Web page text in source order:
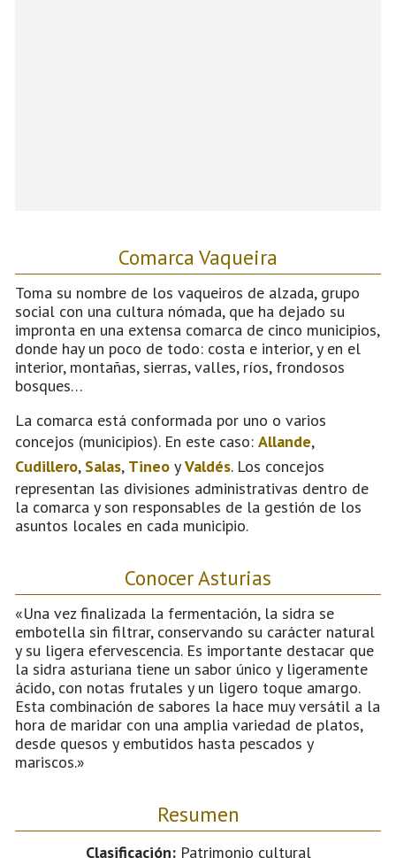
Comarca Vaqueira
Toma su nombre de los vaqueiros de alzada, grupo
social con una cultura nómada, que ha dejado su
impronta en una extensa comarca de cinco municipios,
donde hay un poco de todo: costa e interior, y en el
interior, montañas, sierras, valles, ríos, frondosos
bosques…
La comarca está conformada por uno o varios
concejos (municipios). En este caso: Allande,
Cudillero, Salas, Tineo yValdés. Los concejos
representan las divisiones administrativas dentro de
la comarca y son responsables de la gestión de los
asuntos locales en cada municipio.
Conocer Asturias
«Una vez finalizada la fermentación, la sidra se
embotella sin filtrar, conservando su carácter natural
y su ligera efervescencia. Es importante destacar que
la sidra asturiana tiene un sabor único y ligeramente
ácido, con notas frutales y un ligero toque amargo.
Esta combinación de sabores la hace muy versátil a la
hora de maridar con una amplia variedad de platos,
desde quesos y embutidos hasta pescados y
mariscos.»
Resumen
Clasificación:Patrimonio cultural